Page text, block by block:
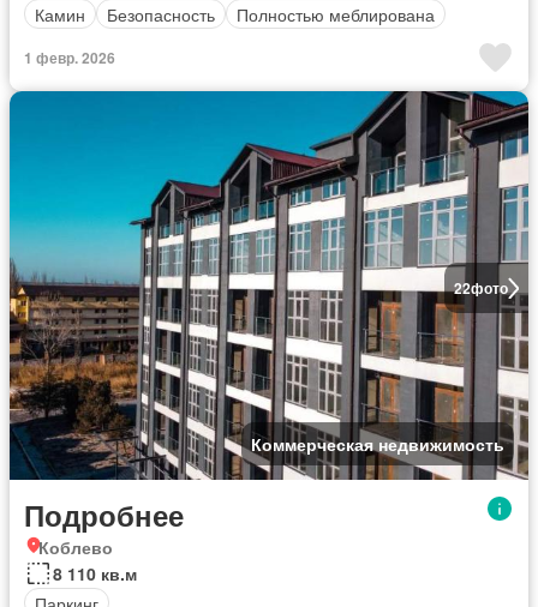
Камин
Безопасность Полностью меблирована
1 февр. 2026
22фото
Коммерческая недвижимость
Подробнее
Коблево
8 110 кв.м